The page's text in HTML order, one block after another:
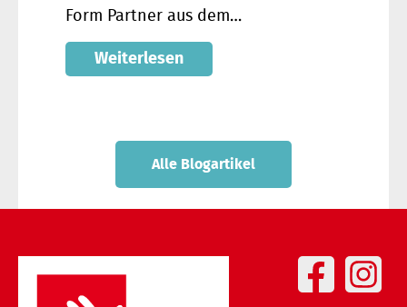
Form Partner aus dem…
Weiterlesen
Alle Blogartikel